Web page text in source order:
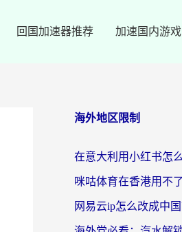
回国加速器推荐 加速国内游戏
海外地区限制